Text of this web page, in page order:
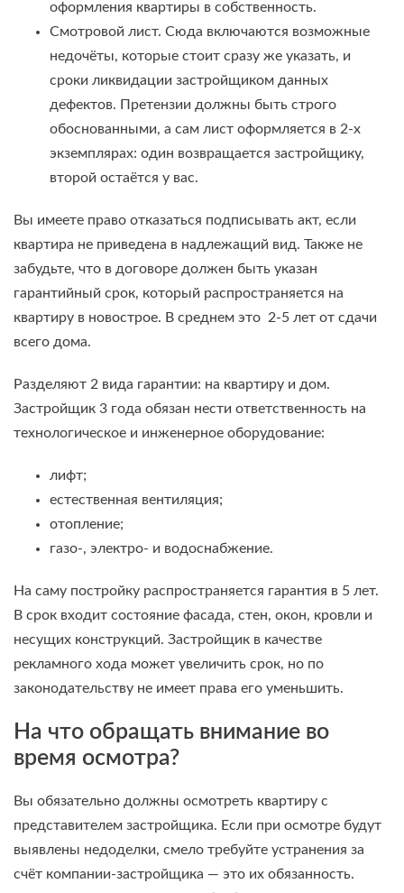
оформления квартиры в собственность.
Смотровой лист. Сюда включаются возможные
недочёты, которые стоит сразу же указать, и
сроки ликвидации застройщиком данных
дефектов. Претензии должны быть строго
обоснованными, а сам лист оформляется в 2-х
экземплярах: один возвращается застройщику,
второй остаётся у вас.
Вы имеете право отказаться подписывать акт, если
квартира не приведена в надлежащий вид. Также не
забудьте, что в договоре должен быть указан
гарантийный срок, который распространяется на
квартиру в новострое. В среднем это 2-5 лет от сдачи
всего дома.
Разделяют 2 вида гарантии: на квартиру и дом.
Застройщик 3 года обязан нести ответственность на
технологическое и инженерное оборудование:
лифт;
естественная вентиляция;
отопление;
газо-, электро- и водоснабжение.
На саму постройку распространяется гарантия в 5 лет.
В срок входит состояние фасада, стен, окон, кровли и
несущих конструкций. Застройщик в качестве
рекламного хода может увеличить срок, но по
законодательству не имеет права его уменьшить.
На что обращать внимание во
время осмотра?
Вы обязательно должны осмотреть квартиру с
представителем застройщика. Если при осмотре будут
выявлены недоделки, смело требуйте устранения за
счёт компании-застройщика — это их обязанность.